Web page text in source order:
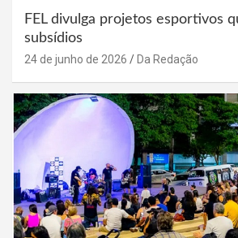
FEL divulga projetos esportivos
subsídios
24 de junho de 2026 Da Redação